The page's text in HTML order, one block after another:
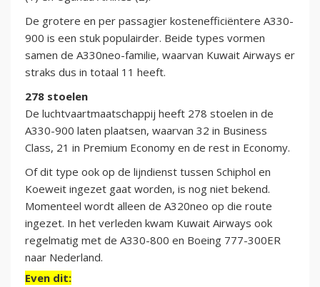
De grotere en per passagier kostenefficiëntere A330-
900 is een stuk populairder. Beide types vormen
samen de A330neo-familie, waarvan Kuwait Airways er
straks dus in totaal 11 heeft.
278 stoelen
De luchtvaartmaatschappij heeft 278 stoelen in de
A330-900 laten plaatsen, waarvan 32 in Business
Class, 21 in Premium Economy en de rest in Economy.
Of dit type ook op de lijndienst tussen Schiphol en
Koeweit ingezet gaat worden, is nog niet bekend.
Momenteel wordt alleen de A320neo op die route
ingezet. In het verleden kwam Kuwait Airways ook
regelmatig met de A330-800 en Boeing 777-300ER
naar Nederland.
Even dit: